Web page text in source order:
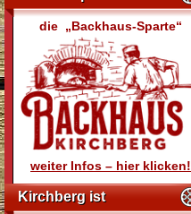
die „Backhaus-Sparte“
weiter Infos – hier klicken!
Kirchberg ist